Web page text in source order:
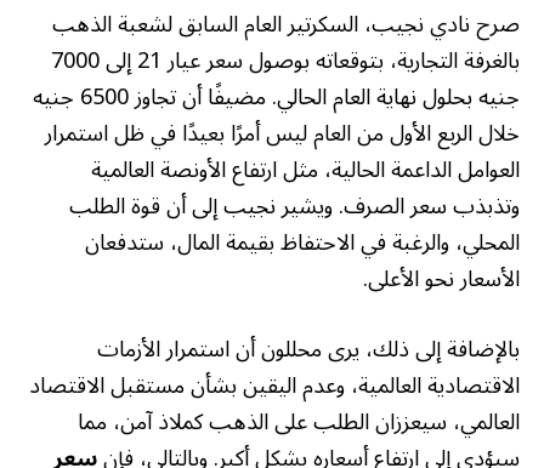
صرح نادي نجيب، السكرتير العام السابق لشعبة الذهب
بالغرفة التجارية، بتوقعاته بوصول سعر عيار 21 إلى 7000
جنيه بحلول نهاية العام الحالي. مضيفًا أن تجاوز 6500 جنيه
خلال الربع الأول من العام ليس أمرًا بعيدًا في ظل استمرار
العوامل الداعمة الحالية، مثل ارتفاع الأونصة العالمية
وتذبذب سعر الصرف. ويشير نجيب إلى أن قوة الطلب
المحلي، والرغبة في الاحتفاظ بقيمة المال، ستدفعان
الأسعار نحو الأعلى.
بالإضافة إلى ذلك، يرى محللون أن استمرار الأزمات
الاقتصادية العالمية، وعدم اليقين بشأن مستقبل الاقتصاد
العالمي، سيعززان الطلب على الذهب كملاذ آمن، مما
سيؤدي إلى ارتفاع أسعاره بشكل أكبر. وبالتالي، فإنسعر